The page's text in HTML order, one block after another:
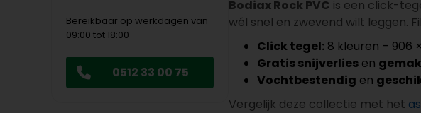
Vloer- en trapprofielen
Schoonmaak en onderhoud
Bereikbaar op werkdagen van
09:00 tot 18:00
0512 33 00 75
Bodiax Rock PVC is een click-
wél snel en zwevend wilt leggen.
Click tegel: 8 kleuren – 906
Gratis snijverlies en
Vochtbestendig en
Vergelijk deze collectie met het